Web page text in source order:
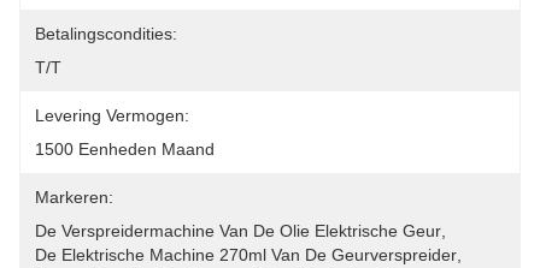
Betalingscondities:
T/T
Levering Vermogen:
1500 Eenheden Maand
Markeren:
De Verspreidermachine Van De Olie Elektrische Geur
De Elektrische Machine 270ml Van De Geurverspreider